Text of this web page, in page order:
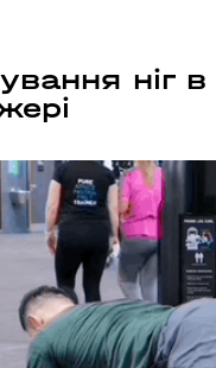
Україна
ШЛЯХ»)
область, Україна
ніг
Наше
та
свої